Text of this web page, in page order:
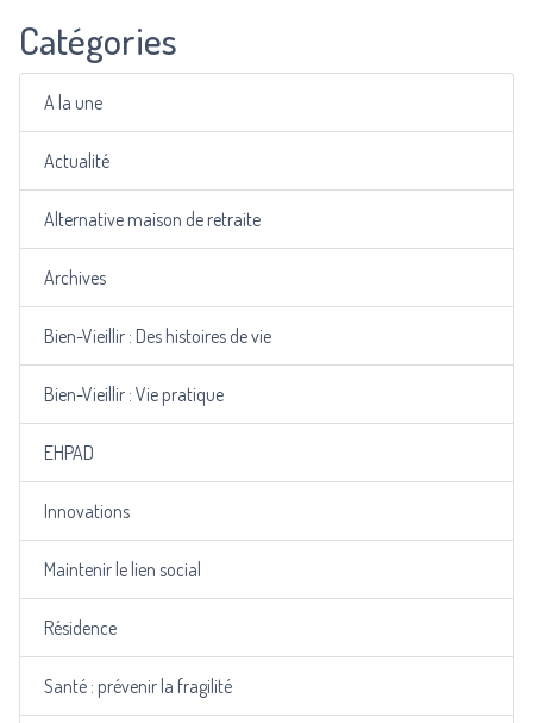
Catégories
A la une
Actualité
Alternative maison de retraite
Archives
Bien-Vieillir : Des histoires de vie
Bien-Vieillir : Vie pratique
EHPAD
Innovations
Maintenir le lien social
Résidence
Santé : prévenir la fragilité